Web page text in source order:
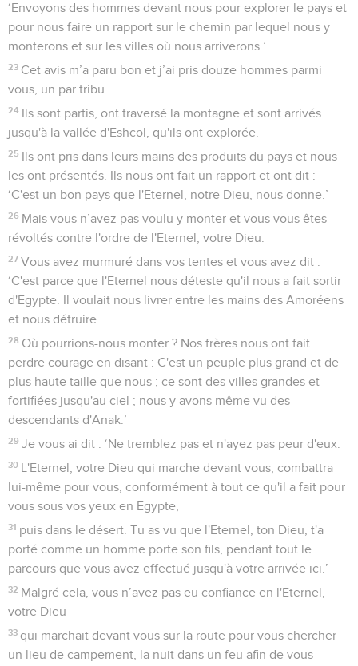
‘Envoyons des hommes devant nous pour explorer le pays et
pour nous faire un rapport sur le chemin par lequel nous y
monterons et sur les villes où nous arriverons.’
23 Cet avis m’a paru bon et j’ai pris douze hommes parmi
vous, un par tribu.
24 Ils sont partis, ont traversé la montagne et sont arrivés
jusqu'à la vallée d'Eshcol, qu'ils ont explorée.
25 Ils ont pris dans leurs mains des produits du pays et nous
les ont présentés. Ils nous ont fait un rapport et ont dit :
‘C'est un bon pays que l'Eternel, notre Dieu, nous donne.’
26 Mais vous n’avez pas voulu y monter et vous vous êtes
révoltés contre l'ordre de l'Eternel, votre Dieu.
27 Vous avez murmuré dans vos tentes et vous avez dit :
‘C'est parce que l'Eternel nous déteste qu'il nous a fait sortir
d'Egypte. Il voulait nous livrer entre les mains des Amoréens
et nous détruire.
28 Où pourrions-nous monter ? Nos frères nous ont fait
perdre courage en disant : C'est un peuple plus grand et de
plus haute taille que nous ; ce sont des villes grandes et
fortifiées jusqu'au ciel ; nous y avons même vu des
descendants d'Anak.’
29 Je vous ai dit : ‘Ne tremblez pas et n'ayez pas peur d'eux.
30 L'Eternel, votre Dieu qui marche devant vous, combattra
lui-même pour vous, conformément à tout ce qu'il a fait pour
vous sous vos yeux en Egypte,
31 puis dans le désert. Tu as vu que l'Eternel, ton Dieu, t'a
porté comme un homme porte son fils, pendant tout le
parcours que vous avez effectué jusqu'à votre arrivée ici.’
32 Malgré cela, vous n’avez pas eu confiance en l'Eternel,
votre Dieu
33 qui marchait devant vous sur la route pour vous chercher
un lieu de campement, la nuit dans un feu afin de vous